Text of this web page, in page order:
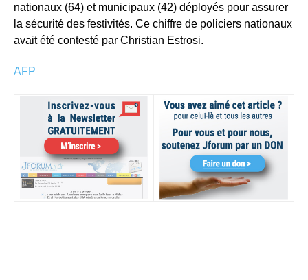
nationaux (64) et municipaux (42) déployés pour assurer
la sécurité des festivités. Ce chiffre de policiers nationaux
avait été contesté par Christian Estrosi.
AFP